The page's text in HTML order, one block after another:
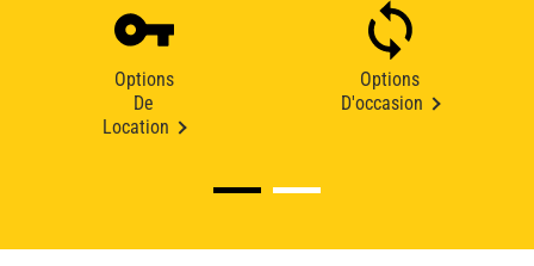
Options
De
Location
Options
D'occasion